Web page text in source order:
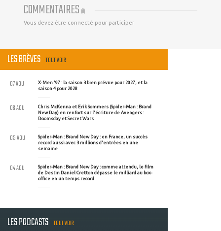
COMMENTAIRES (0)
Vous devez être connecté pour participer
LES BRÈVES TOUT VOIR
X-Men '97 : la saison 3 bien prévue pour 2027, et la
saison 4 pour 2028
07 AOU
Chris McKenna et Erik Sommers (Spider-Man : Brand
New Day) en renfort sur l'écriture de Avengers :
Doomsday et Secret Wars
06 AOU
Spider-Man : Brand New Day : en France, un succès
record aussi avec 3 millions d'entrées en une
semaine
05 AOU
Spider-Man : Brand New Day : comme attendu, le film
de Destin Daniel Cretton dépasse le milliard au box-
office en un temps record
04 AOU
LES PODCASTS TOUT VOIR